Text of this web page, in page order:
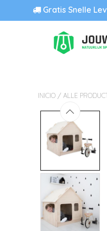
Gratis Snelle
INICIO / ALLE